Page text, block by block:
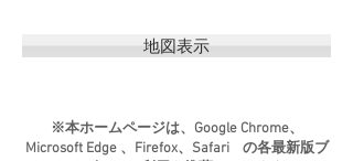
地図表示
※本ホームページは、Google Chrome、
Microsoft Edge 、Firefox、Safari の各最新版ブ